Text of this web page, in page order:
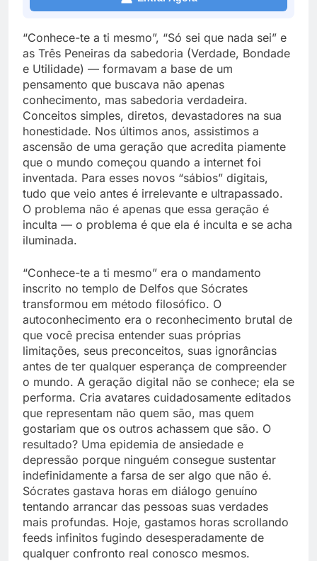
“Conhece-te a ti mesmo”, “Só sei que nada sei” e
as Três Peneiras da sabedoria (Verdade, Bondade
e Utilidade) — formavam a base de um
pensamento que buscava não apenas
conhecimento, mas sabedoria verdadeira.
Conceitos simples, diretos, devastadores na sua
honestidade. Nos últimos anos, assistimos a
ascensão de uma geração que acredita piamente
que o mundo começou quando a internet foi
inventada. Para esses novos “sábios” digitais,
tudo que veio antes é irrelevante e ultrapassado.
O problema não é apenas que essa geração é
inculta — o problema é que ela é inculta e se acha
iluminada.
“Conhece-te a ti mesmo” era o mandamento
inscrito no templo de Delfos que Sócrates
transformou em método filosófico. O
autoconhecimento era o reconhecimento brutal de
que você precisa entender suas próprias
limitações, seus preconceitos, suas ignorâncias
antes de ter qualquer esperança de compreender
o mundo. A geração digital não se conhece; ela se
performa. Cria avatares cuidadosamente editados
que representam não quem são, mas quem
gostariam que os outros achassem que são. O
resultado? Uma epidemia de ansiedade e
depressão porque ninguém consegue sustentar
indefinidamente a farsa de ser algo que não é.
Sócrates gastava horas em diálogo genuíno
tentando arrancar das pessoas suas verdades
mais profundas. Hoje, gastamos horas scrollando
feeds infinitos fugindo desesperadamente de
qualquer confronto real conosco mesmos.